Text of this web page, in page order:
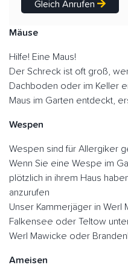
Gleich Anrufen
Mäuse
Hilfe! Eine Maus!
Der Schreck ist oft groß,
Dachboden oder im Keller
Maus im Garten entdeckt,
Wespen
Wespen sind für Allergiker
Wenn Sie eine Wespe im
plötzlich in ihrem Haus
anzurufen
Unser Kammerjäger in Werl
Falkensee oder Teltow
Werl Mawicke oder
Ameisen